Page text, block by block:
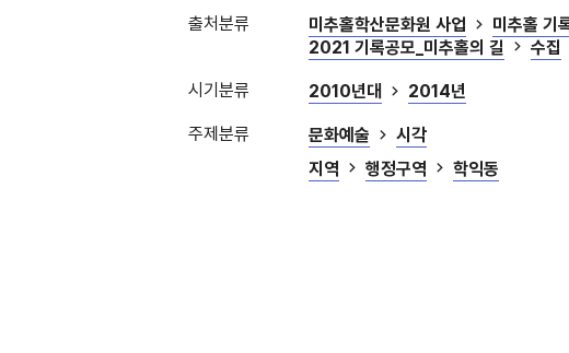
출처분류 미추홀학산문화원 사업
미추홀 기
2021 기록공모_미추홀의 길
수집
시기분류 2010년대 2014년
주제분류 문화예술
시각
지역
행정구역 학익동